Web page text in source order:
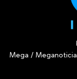
Mega /